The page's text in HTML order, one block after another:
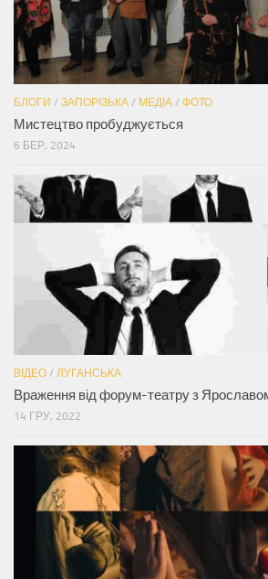
БЛОГИ / ЗАПОРІЗЬКА / МЕДІА / ФОТО
Мистецтво пробуджується
6 БЕР, 2024
ВІДЕО / ЛУГАНСЬКА
Враження від форум-театру з
14 ГРУ, 2022